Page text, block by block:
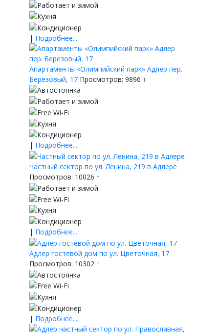
| Подробнее...
Апартаменты «Олимпийский парк» Адлер пер.
Березовый, 17 Просмотров: 9896 ↑
| Подробнее...
Частный сектор по ул. Ленина, 219 в Адлере
Просмотров: 10026 ↑
| Подробнее...
Адлер гостевой дом по ул. Цветочная, 17
Просмотров: 10302 ↑
| Подробнее...